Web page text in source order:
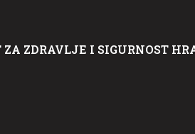
ZDRAVLJE I SIGURNOST